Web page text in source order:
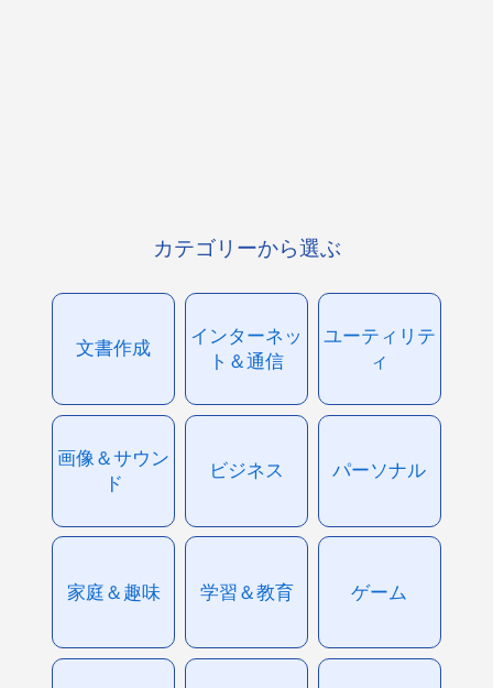
カテゴリーから選ぶ
文書作成
インターネッ
ト＆通信
ユーティリテ
ィ
画像＆サウン
ド
ビジネス パーソナル
家庭＆趣味 学習＆教育 ゲーム